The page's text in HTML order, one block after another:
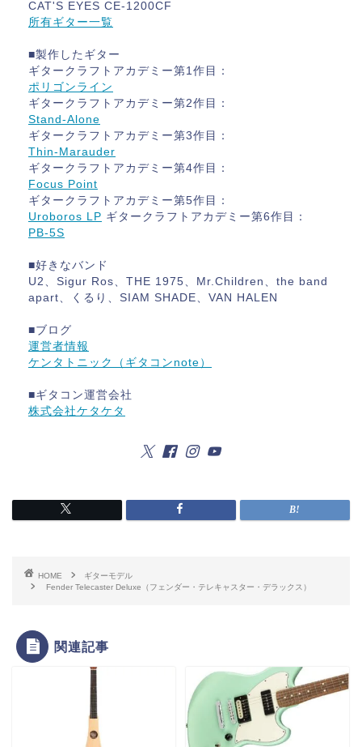
CAT'S EYES CE-1200CF
所有ギター一覧
■製作したギター
ギタークラフトアカデミー第1作目：
ポリゴンライン
ギタークラフトアカデミー第2作目：
Stand-Alone
ギタークラフトアカデミー第3作目：
Thin-Marauder
ギタークラフトアカデミー第4作目：
Focus Point
ギタークラフトアカデミー第5作目：
Uroboros LP ギタークラフトアカデミー第6作目：
PB-5S
■好きなバンド
U2、Sigur Ros、THE 1975、Mr.Children、the band
apart、くるり、SIAM SHADE、VAN HALEN
■ブログ
運営者情報
ケンタトニック（ギタコンnote）
■ギタコン運営会社
株式会社ケタケタ
HOME
ギターモデル
Fender Telecaster Deluxe（フェンダー・テレキャスター・デラックス）
関連記事